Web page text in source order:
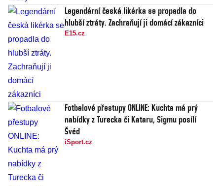
Legendární česká likérka se propadla do
hlubší ztráty. Zachraňují ji domácí zákazníci
E15.cz
Fotbalové přestupy ONLINE: Kuchta má prý
nabídky z Turecka či Kataru, Sigmu posílí
Švéd
iSport.cz